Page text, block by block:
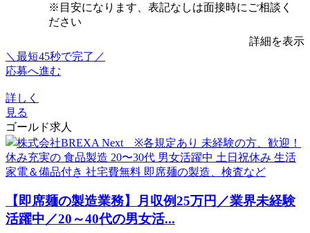
※目安になります、表記なしは面接時にご相談く
ださい
詳細を表示
＼最短45秒で完了／
応募へ進む
詳しく
見る
ゴールド求人
【即席麺の製造業務】月収例25万円／業界未経験
活躍中／20～40代の男女活...